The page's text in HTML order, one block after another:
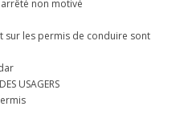
non motivé
sur les permis de conduire sont
USAGERS